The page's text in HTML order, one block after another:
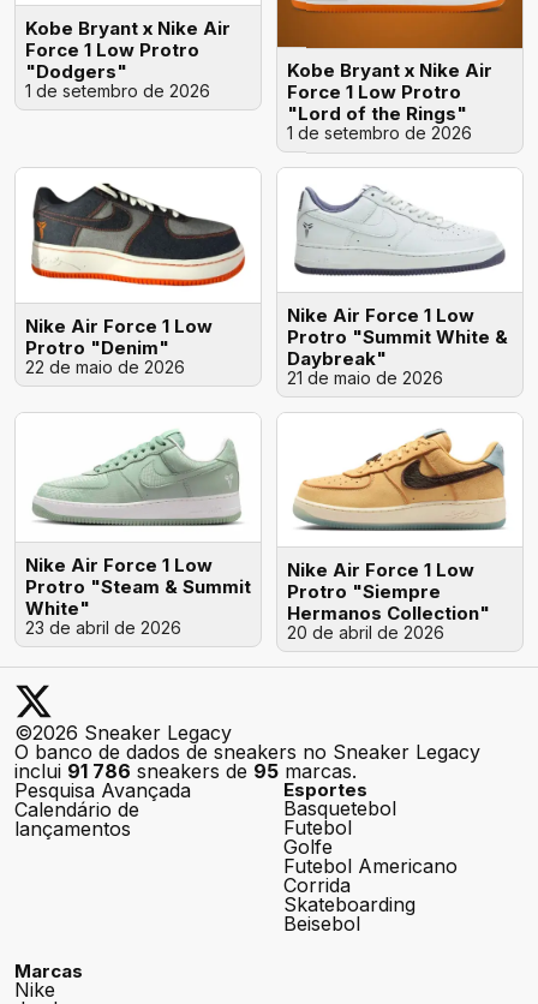
Kobe Bryant x Nike Air
Force 1 Low Protro
"Dodgers"
1 de setembro de 2026
Kobe Bryant x Nike Air
Force 1 Low Protro
"Lord of the Rings"
1 de setembro de 2026
Nike Air Force 1 Low
Protro "Denim"
22 de maio de 2026
Nike Air Force 1 Low
Protro "Summit White &
Daybreak"
21 de maio de 2026
Nike Air Force 1 Low
Protro "Steam & Summit
White"
23 de abril de 2026
Nike Air Force 1 Low
Protro "Siempre
Hermanos Collection"
20 de abril de 2026
©2026 Sneaker Legacy
O banco de dados de sneakers no Sneaker Legacy
inclui 91 786 sneakers de 95 marcas.
Pesquisa Avançada
Calendário de
lançamentos
Esportes
Basquetebol
Futebol
Golfe
Futebol Americano
Corrida
Skateboarding
Beisebol
Marcas
Nike